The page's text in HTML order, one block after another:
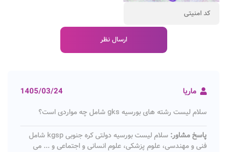
ماریا 1405/03/24
سلام لیست رشته های بورسیه gks شامل چه مواردی است؟
پاسخ مشاور:
سلام لیست بورسیه دولتی کره جنوبی kgsp شامل
فنی و مهندسی، علوم پزشکی، علوم انسانی و اجتماعی و ... می